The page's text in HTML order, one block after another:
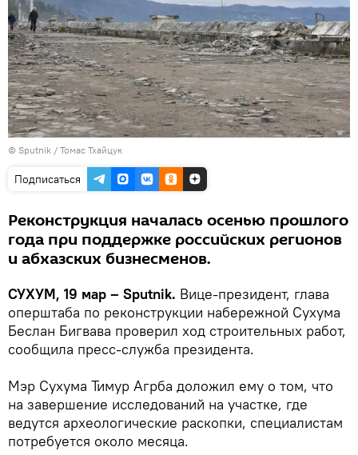
© Sputnik / Томас Тхайцук
Подписаться
Реконструкция началась осенью прошлого
года при поддержке российских регионов
и абхазских бизнесменов.
СУХУМ, 19 мар – Sputnik. Вице-президент, глава
оперштаба по реконструкции набережной Сухума
Беслан Бигвава проверил ход строительных работ,
сообщила пресс-служба президента.
Мэр Сухума Тимур Агрба доложил ему о том, что
на завершение исследований на участке, где
ведутся археологические раскопки, специалистам
потребуется около месяца.